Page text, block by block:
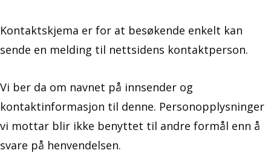
Kontaktskjema er for at besøkende enkelt kan
sende en melding til nettsidens kontaktperson.
Vi ber da om navnet på innsender og
kontaktinformasjon til denne. Personopplysninger
vi mottar blir ikke benyttet til andre formål enn å
svare på henvendelsen.